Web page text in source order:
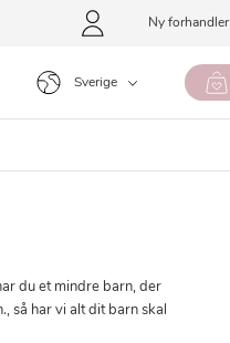
Ny forhandler
Sverige
du et mindre barn, der
så har vi alt dit barn skal